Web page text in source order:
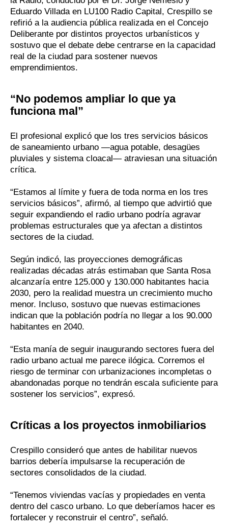
Eduardo Villada en LU100 Radio Capital, Crespillo se
refirió a la audiencia pública realizada en el Concejo
Deliberante por distintos proyectos urbanísticos y
sostuvo que el debate debe centrarse en la capacidad
real de la ciudad para sostener nuevos
emprendimientos.
“No podemos ampliar lo que ya
funciona mal”
El profesional explicó que los tres servicios básicos
de saneamiento urbano —agua potable, desagües
pluviales y sistema cloacal— atraviesan una situación
crítica.
“Estamos al límite y fuera de toda norma en los tres
servicios básicos”, afirmó, al tiempo que advirtió que
seguir expandiendo el radio urbano podría agravar
problemas estructurales que ya afectan a distintos
sectores de la ciudad.
Según indicó, las proyecciones demográficas
realizadas décadas atrás estimaban que Santa Rosa
alcanzaría entre 125.000 y 130.000 habitantes hacia
2030, pero la realidad muestra un crecimiento mucho
menor. Incluso, sostuvo que nuevas estimaciones
indican que la población podría no llegar a los 90.000
habitantes en 2040.
“Esta manía de seguir inaugurando sectores fuera del
radio urbano actual me parece ilógica. Corremos el
riesgo de terminar con urbanizaciones incompletas o
abandonadas porque no tendrán escala suficiente para
sostener los servicios”, expresó.
Críticas a los proyectos inmobiliarios
Crespillo consideró que antes de habilitar nuevos
barrios debería impulsarse la recuperación de
sectores consolidados de la ciudad.
“Tenemos viviendas vacías y propiedades en venta
dentro del casco urbano. Lo que deberíamos hacer es
fortalecer y reconstruir el centro”, señaló.